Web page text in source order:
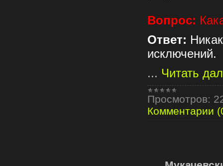
Вопрос:
Ответ:
исключений.
... Читать
Просмотров:
Комментарии